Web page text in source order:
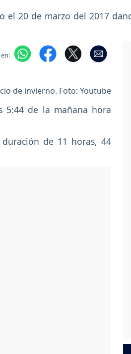
el 20 de marzo del 2017
de invierno. Foto: Youtube
5:44 de la mañana hora
de 11 horas, 44